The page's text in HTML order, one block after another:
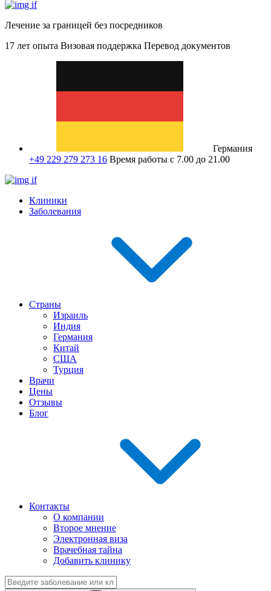
Лечение за границей без посредников
17 лет опыта Визовая поддержка Перевод документов
Германия
+49 229 279 273 16 Время работы с 7.00 до 21.00
Клиники
Заболевания
Страны
Израиль
Индия
Германия
Китай
США
Турция
Врачи
Цены
Отзывы
Блог
Контакты
О компании
Второе мнение
Электронная виза
Врачебная тайна
Добавить клинику